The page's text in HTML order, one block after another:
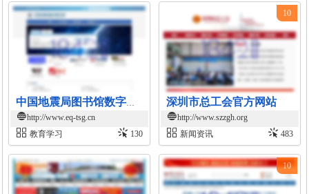
中国地震局图书馆数字资源平台
http://www.eq-tsg.cn
教育学习
130
深圳市总工会官方网站
http://www.szzgh.org
新闻资讯
483
10
10